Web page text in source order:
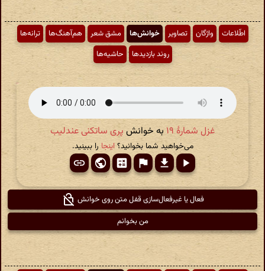
اطّلاعات واژگان تصاویر خوانش‌ها مشق شعر هم‌آهنگ‌ها
ترانه‌ها
روند بازدیدها
حاشیه‌ها
غزل شمارهٔ ۱۹ به خوانشپری ساتکنی عندلیب
می‌خواهید شما بخوانید؟اینجا را ببینید.
فعال یا غیرفعال‌سازی قفل متن روی خوانش
من بخوانم